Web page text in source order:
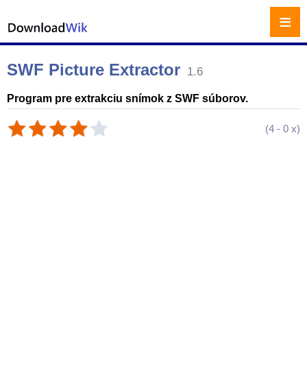
SWF Picture Extractor 1.6
Program pre extrakciu snímok z SWF súborov.
(4 - 0 x)
≡